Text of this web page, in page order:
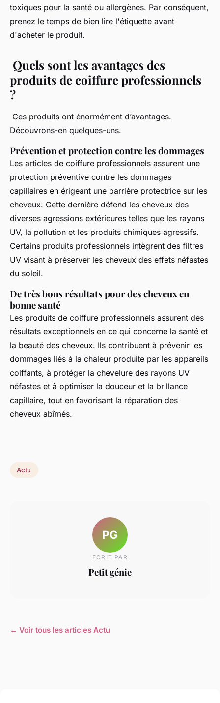
toxiques pour la santé ou allergènes. Par conséquent,
prenez le temps de bien lire l'étiquette avant
d'acheter le produit.
Quels sont les avantages des
produits de coiffure professionnels
?
Ces produits ont énormément d’avantages.
Découvrons-en quelques-uns.
Prévention et protection contre les dommages
Les articles de coiffure professionnels assurent une
protection préventive contre les dommages
capillaires en érigeant une barrière protectrice sur les
cheveux. Cette dernière défend les cheveux des
diverses agressions extérieures telles que les rayons
UV, la pollution et les produits chimiques agressifs.
Certains produits professionnels intègrent des filtres
UV visant à préserver les cheveux des effets néfastes
du soleil.
De très bons résultats pour des cheveux en
bonne santé
Les produits de coiffure professionnels assurent des
résultats exceptionnels en ce qui concerne la santé et
la beauté des cheveux. Ils contribuent à prévenir les
dommages liés à la chaleur produite par les appareils
coiffants, à protéger la chevelure des rayons UV
néfastes et à optimiser la douceur et la brillance
capillaire, tout en favorisant la réparation des
cheveux abîmés.
Actu
PG
ECRIT PAR
Petit génie
← Voir tous les articles Actu